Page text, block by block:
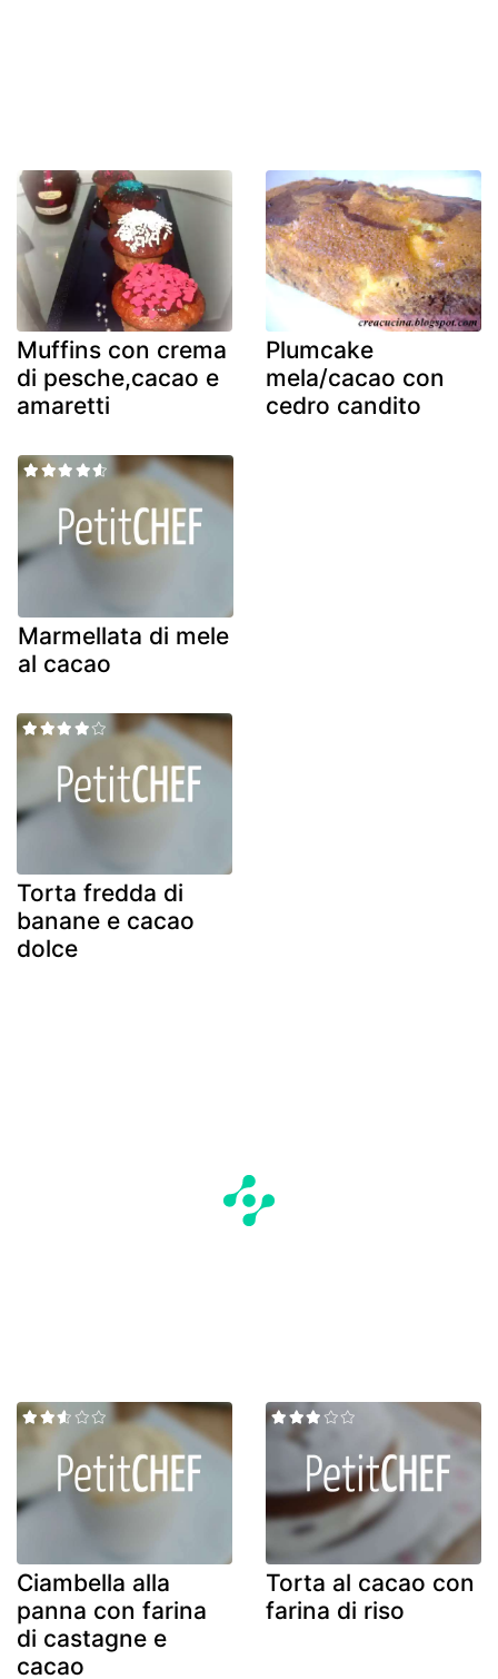
Muffins con crema
di pesche,cacao e
amaretti
Plumcake
mela/cacao con
cedro candito
Marmellata di mele
al cacao
Torta fredda di
banane e cacao
dolce
Ciambella alla
panna con farina
di castagne e
cacao
Torta al cacao con
farina di riso